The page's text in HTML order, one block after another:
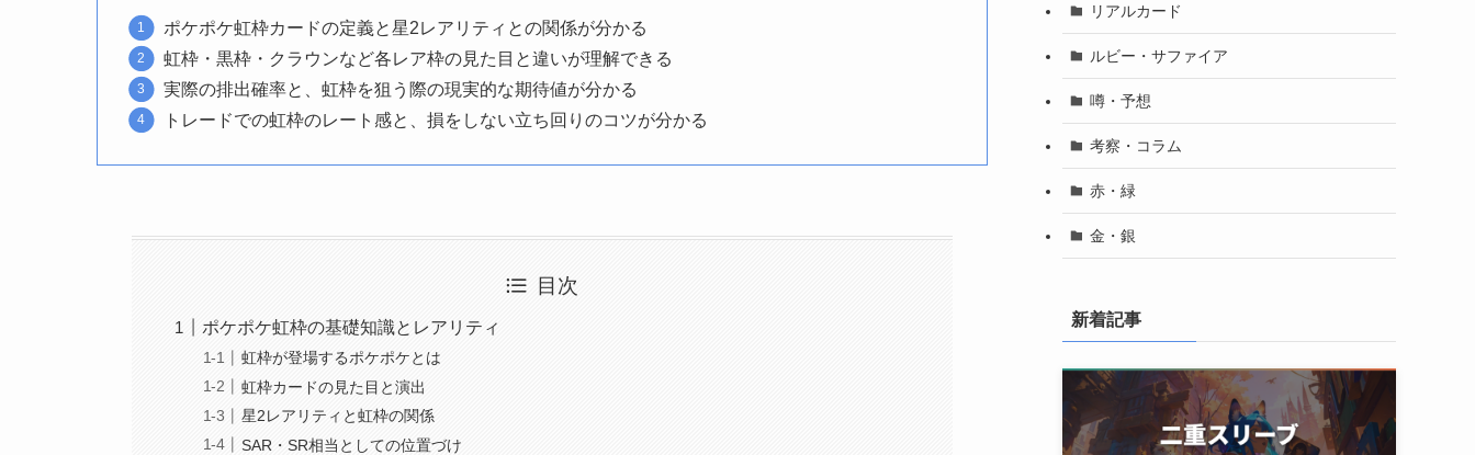
ポケポケ虹枠カードの定義と星2レアリティとの関係が分かる
虹枠・黒枠・クラウンなど各レア枠の見た目と違いが理解できる
実際の排出確率と、虹枠を狙う際の現実的な期待値が分かる
トレードでの虹枠のレート感と、損をしない立ち回りのコツが分かる
目次
ポケポケ虹枠の基礎知識とレアリティ
虹枠が登場するポケポケとは
虹枠カードの見た目と演出
星2レアリティと虹枠の関係
SAR・SR相当としての位置づけ
リアルカード
ルビー・サファイア
噂・予想
考察・コラム
赤・緑
金・銀
新着記事